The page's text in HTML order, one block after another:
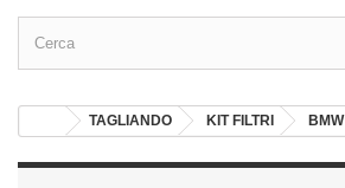
TAGLIANDO KIT FILTRI BMW